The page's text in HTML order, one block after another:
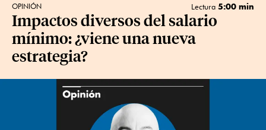
OPINIÓN Lectura 5:00 min
Impactos diversos del salario
mínimo: ¿viene una nueva
estrategia?